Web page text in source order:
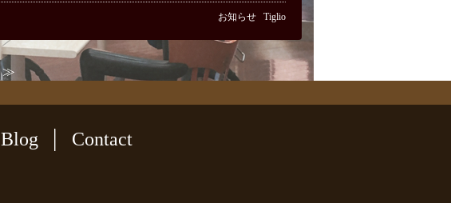
お知らせ Tiglio
≫
Blog Contact